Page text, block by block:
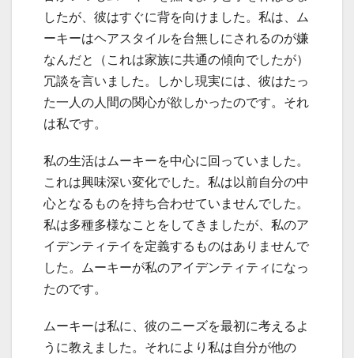
したが、彼はすぐに背を向けました。私は、ム
ーキーはヘアスタイルを台無しにされるのが嫌
なんだと（これは家族に共通の傾向でしたが）
冗談を言いました。しかし現実には、彼はたっ
た一人の人間の関心が欲しかったのです。それ
は私です。
私の生活はムーキーを中心に回っていました。
これは興味深い変化でした。私は以前自分の中
心となるものを持ち合わせていませんでした。
私は多種多様なことをしてきましたが、私のア
イデンティテイを定義するものはありませんで
した。ムーキーが私のアイデンティティになっ
たのです。
ムーキーは私に、彼のニーズを最初に考えるよ
うに教えました。それにより私は自分が他の